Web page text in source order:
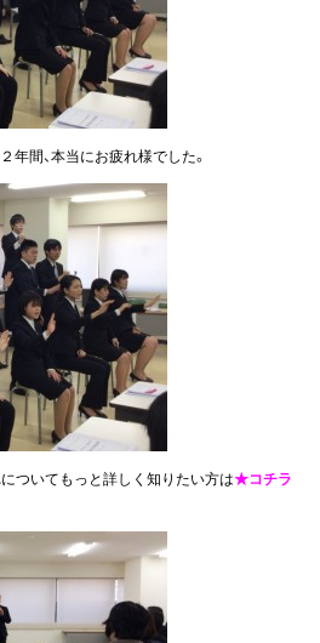
年間、本当にお疲れ様でした。
ついてもっと詳しく知りたい方は★コチラ